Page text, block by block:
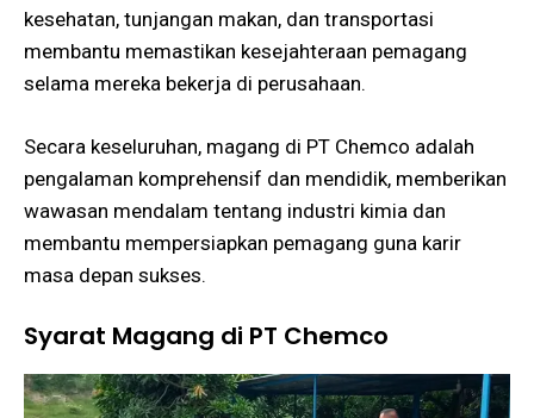
kesehatan, tunjangan makan, dan transportasi
membantu memastikan kesejahteraan pemagang
selama mereka bekerja di perusahaan​​.
Secara keseluruhan, magang di PT Chemco adalah
pengalaman komprehensif dan mendidik, memberikan
wawasan mendalam tentang industri kimia dan
membantu mempersiapkan pemagang guna karir
masa depan sukses.
Syarat Magang di PT Chemco